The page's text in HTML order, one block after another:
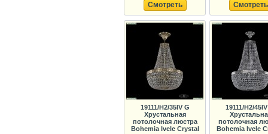
Смотреть Смотреть
19111/H2/35IV G
Хрустальная
потолочная люстра
Bohemia Ivele Crystal
19111/H2/
потолочная
Bohemia Ivele